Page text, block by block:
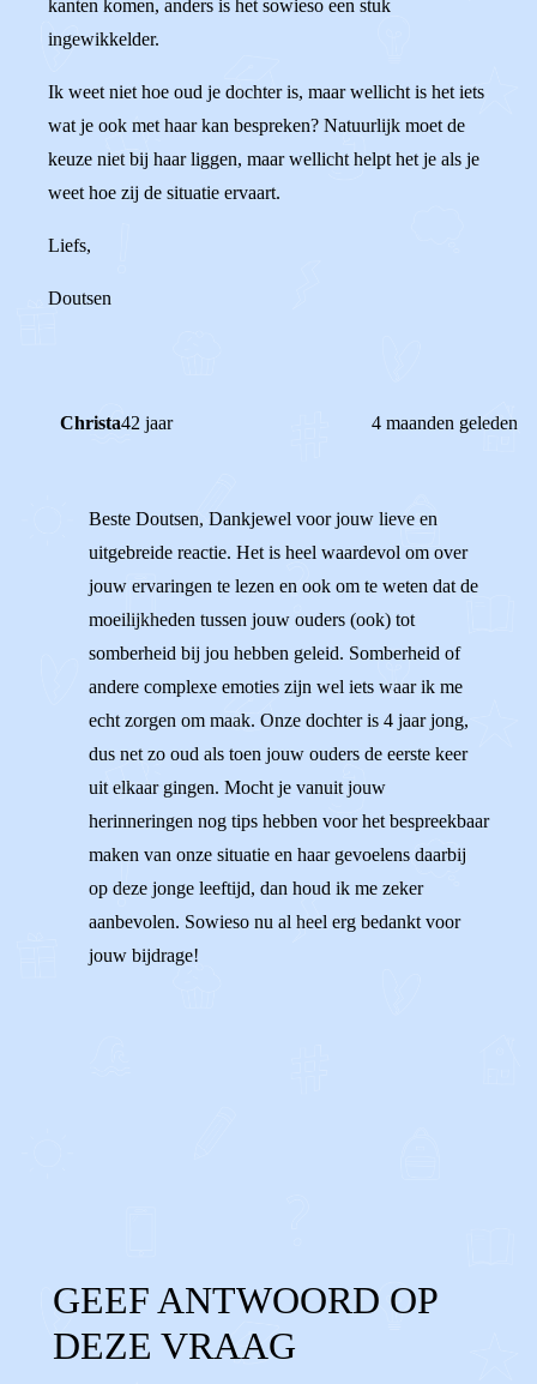
kanten komen, anders is het sowieso een stuk
ingewikkelder.
Ik weet niet hoe oud je dochter is, maar wellicht is het iets
wat je ook met haar kan bespreken? Natuurlijk moet de
keuze niet bij haar liggen, maar wellicht helpt het je als je
weet hoe zij de situatie ervaart.
Liefs,
Doutsen
Christa42 jaar 4 maanden geleden
Beste Doutsen, Dankjewel voor jouw lieve en
uitgebreide reactie. Het is heel waardevol om over
jouw ervaringen te lezen en ook om te weten dat de
moeilijkheden tussen jouw ouders (ook) tot
somberheid bij jou hebben geleid. Somberheid of
andere complexe emoties zijn wel iets waar ik me
echt zorgen om maak. Onze dochter is 4 jaar jong,
dus net zo oud als toen jouw ouders de eerste keer
uit elkaar gingen. Mocht je vanuit jouw
herinneringen nog tips hebben voor het bespreekbaar
maken van onze situatie en haar gevoelens daarbij
op deze jonge leeftijd, dan houd ik me zeker
aanbevolen. Sowieso nu al heel erg bedankt voor
jouw bijdrage!
GEEF ANTWOORD OP
DEZE VRAAG